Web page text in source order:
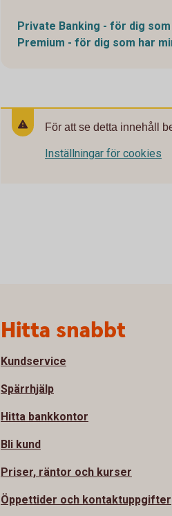
Private Banking - för dig
Premium - för dig som har
För att se detta innehåll
Inställningar för cookies
Hitta snabbt
Kundservice
Spärrhjälp
Hitta bankkontor
Bli kund
Priser, räntor och kurser
Öppettider och kontaktuppgifter